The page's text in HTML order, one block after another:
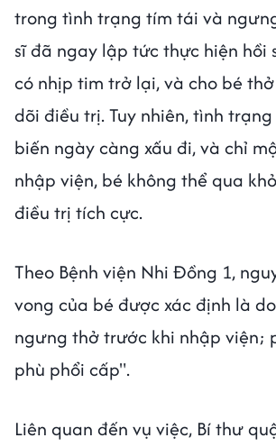
trong tình trạng tím tái và
sĩ đã ngay lập tức thực hiện hồi
có nhịp tim trở lại, và cho bé
dõi điều trị. Tuy nhiên, tình
biến ngày càng xấu đi, và chỉ
nhập viện, bé không thể qua
điều trị tích cực.
Theo Bệnh viện Nhi Đồng 1,
vong của bé được xác định là
ngưng thở trước khi nhập viện;
phù phổi cấp".
Liên quan đến vụ việc, Bí thư